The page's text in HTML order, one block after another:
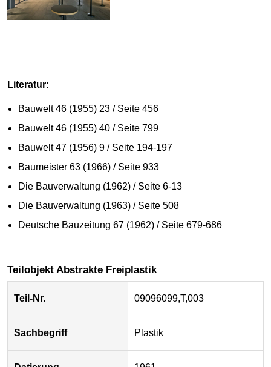
Literatur:
Bauwelt 46 (1955) 23 / Seite 456
Bauwelt 46 (1955) 40 / Seite 799
Bauwelt 47 (1956) 9 / Seite 194-197
Baumeister 63 (1966) / Seite 933
Die Bauverwaltung (1962) / Seite 6-13
Die Bauverwaltung (1963) / Seite 508
Deutsche Bauzeitung 67 (1962) / Seite 679-686
Teilobjekt Abstrakte Freiplastik
Teil-Nr. 09096099,T,003
Sachbegriff Plastik